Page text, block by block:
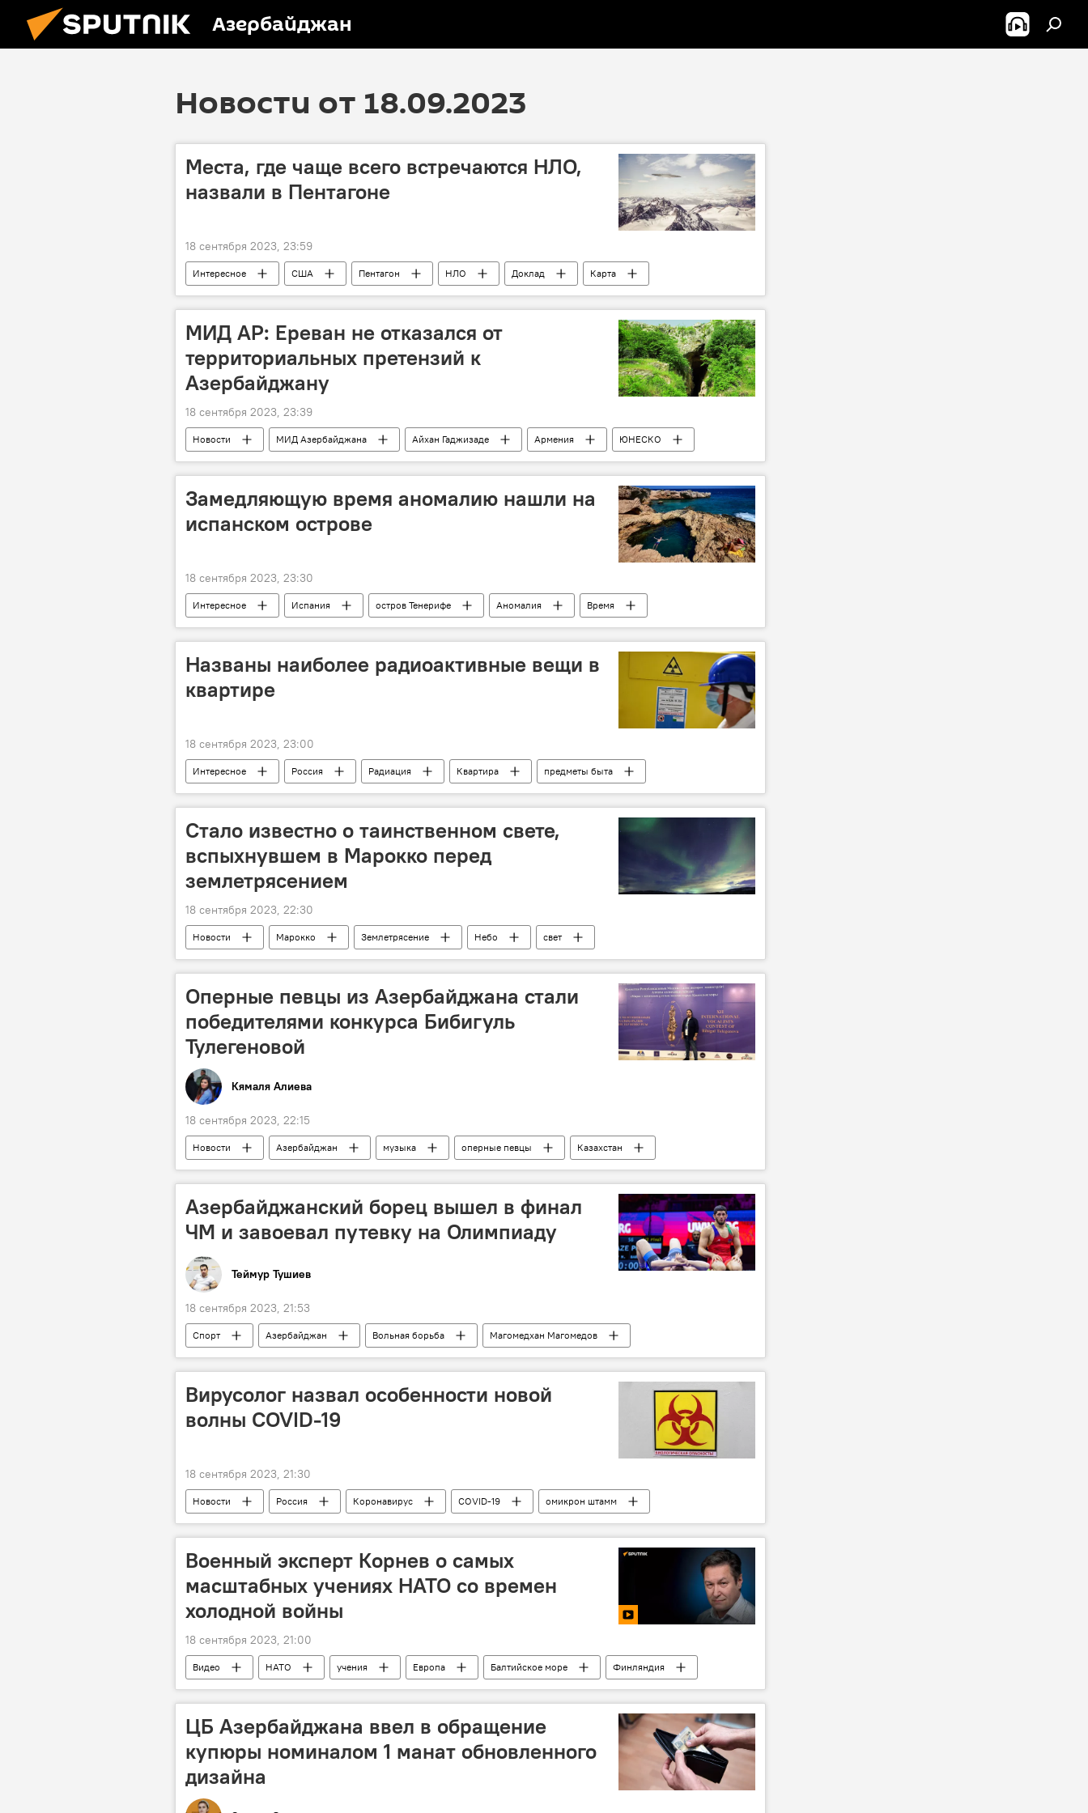
Азербайджан
Новости от 18.09.2023
Места, где чаще всего встречаются НЛО,
назвали в Пентагоне
18 сентября 2023, 23:59
Интересное США Пентагон НЛО Доклад Карта
МИД АР: Ереван не отказался от
территориальных претензий к
Азербайджану
18 сентября 2023, 23:39
Новости МИД Азербайджана Айхан Гаджизаде Армения
ЮНЕСКО
Комитет всемирного наследия ЮНЕСКО
комментарий пещера Азых
Замедляющую время аномалию нашли на
испанском острове
18 сентября 2023, 23:30
Интересное Испания остров Тенерифе Аномалия
Время
феномен
Названы наиболее радиоактивные вещи в
квартире
18 сентября 2023, 23:00
Интересное Россия Радиация Квартира предметы быта
Стало известно о таинственном свете,
вспыхнувшем в Марокко перед
землетрясением
18 сентября 2023, 22:30
Новости Марокко Землетрясение Небо свет
Оперные певцы из Азербайджана стали
победителями конкурса Бибигуль
Тулегеновой
Кямаля Алиева
18 сентября 2023, 22:15
Новости Азербайджан музыка оперные певцы
Казахстан
Музыкальный фестиваль
Азербайджанский борец вышел в финал
ЧМ и завоевал путевку на Олимпиаду
Теймур Тушиев
18 сентября 2023, 21:53
Спорт Азербайджан Вольная борьба
Магомедхан Магомедов
Чемпионат мира
Белград Золотая медаль Олимпиада путевка
Вирусолог назвал особенности новой
волны COVID-19
18 сентября 2023, 21:30
Новости Россия Коронавирус COVID-19
омикрон штамм
особенности
Медицина Здоровье Общество
Военный эксперт Корнев о самых
масштабных учениях НАТО со времен
холодной войны
18 сентября 2023, 21:00
Видео НАТО учения Европа Балтийское море
Финляндия
активность
Россия Реакция
ЦБ Азербайджана ввел в обращение
купюры номиналом 1 манат обновленного
дизайна